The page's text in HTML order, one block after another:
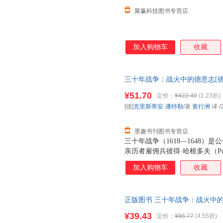
聚赢科技图书专营店
加入购物车 收藏
三十年战争：战火中的德意志[
电子发票！
三十年战争（1618—1648）是
亲历者雇佣兵彼得·哈根多夫（
（Maurus Friesenegger）的日
的欧洲，以及战争阴云下普通
¥51.70 定价： ¥422.40 (1.23折)
墨趣书刊图书专营店
[德]克里斯蒂安·潘特勒/著 黄行洲 译 /
加入购物车 收藏
正版图书 三十年战争：战火中
商品图片仅供参考，以实物为
¥39.43 定价： ¥86.77 (4.55折)